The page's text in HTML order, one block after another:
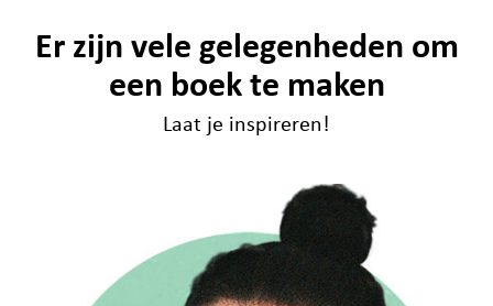
Er zijn vele gelegenheden om
een boek te maken
Laat je inspireren!